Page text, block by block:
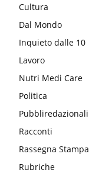
Cultura
Dal Mondo
Inquieto dalle 10
Lavoro
Nutri Medi Care
Politica
Pubbliredazionali
Racconti
Rassegna Stampa
Rubriche